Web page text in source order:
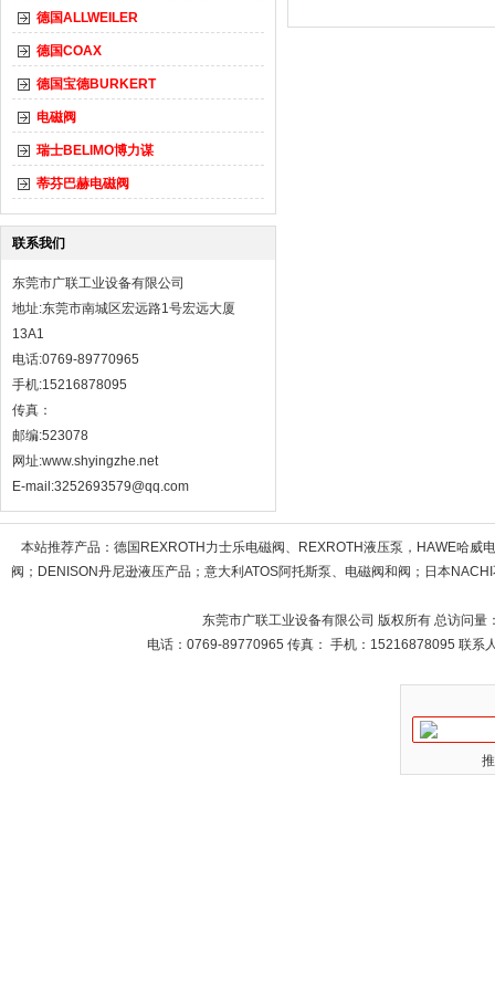
德国ALLWEILER
德国COAX
德国宝德BURKERT
电磁阀
瑞士BELIMO博力谋
蒂芬巴赫电磁阀
联系我们
东莞市广联工业设备有限公司
地址:东莞市南城区宏远路1号宏远大厦
13A1
电话:0769-89770965
手机:15216878095
传真：
邮编:523078
网址:www.shyingzhe.net
E-mail:3252693579@qq.com
本站推荐产品： 德国REXROTH力士乐电磁阀、REXROTH液压泵，HAWE哈威
阀；DENISON丹尼逊液压产品；意大利ATOS阿托斯泵、电磁阀和阀；日本
东莞市广联工业设备有限公司 版权所有 总访问量
电话：0769-89770965 传真： 手机：15216878095 联系